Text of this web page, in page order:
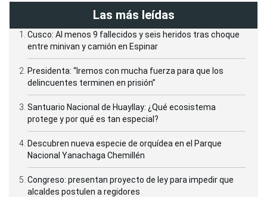
Las más leídas
Cusco: Al menos 9 fallecidos y seis heridos tras choque
entre minivan y camión en Espinar
Presidenta: “Iremos con mucha fuerza para que los
delincuentes terminen en prisión”
Santuario Nacional de Huayllay: ¿Qué ecosistema
protege y por qué es tan especial?
Descubren nueva especie de orquídea en el Parque
Nacional Yanachaga Chemillén
Congreso: presentan proyecto de ley para impedir que
alcaldes postulen a regidores